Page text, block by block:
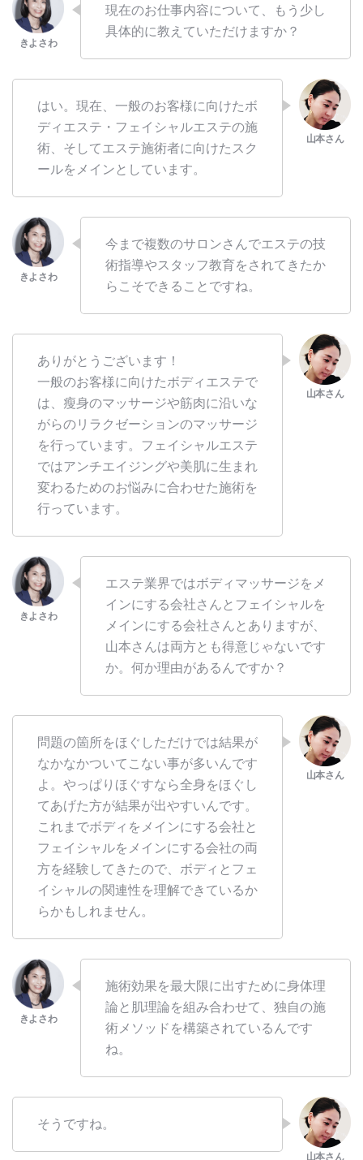
現在のお仕事内容について、もう少し
具体的に教えていただけますか？
はい。現在、一般のお客様に向けたボ
ディエステ・フェイシャルエステの施
術、そしてエステ施術者に向けたスク
ールをメインとしています。
今まで複数のサロンさんでエステの技
術指導やスタッフ教育をされてきたか
らこそできることですね。
ありがとうございます！
一般のお客様に向けたボディエステで
は、瘦身のマッサージや筋肉に沿いな
がらのリラクゼーションのマッサージ
を行っています。フェイシャルエステ
ではアンチエイジングや美肌に生まれ
変わるためのお悩みに合わせた施術を
行っています。
エステ業界ではボディマッサージをメ
インにする会社さんとフェイシャルを
メインにする会社さんとありますが、
山本さんは両方とも得意じゃないです
か。何か理由があるんですか？
問題の箇所をほぐしただけでは結果が
なかなかついてこない事が多いんです
よ。やっぱりほぐすなら全身をほぐし
てあげた方が結果が出やすいんです。
これまでボディをメインにする会社と
フェイシャルをメインにする会社の両
方を経験してきたので、ボディとフェ
イシャルの関連性を理解できているか
らかもしれません。
施術効果を最大限に出すために身体理
論と肌理論を組み合わせて、独自の施
術メソッドを構築されているんです
ね。
そうですね。